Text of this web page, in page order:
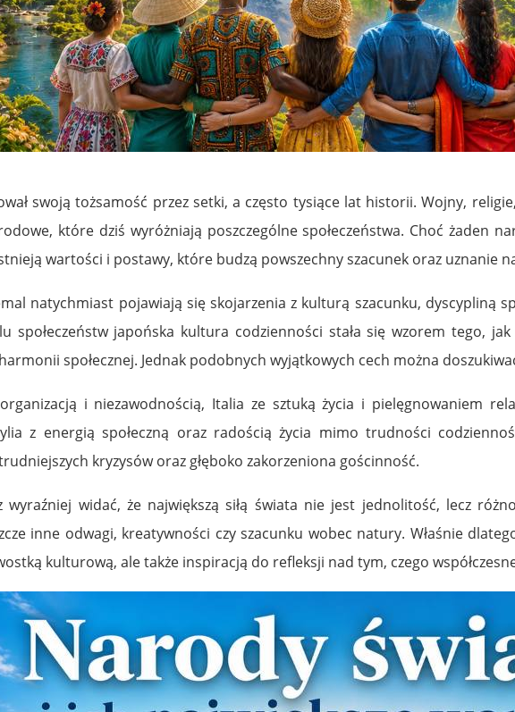
swoją tożsamość przez setki, a często tysiące lat historii. Wojny,
które dziś wyróżniają poszczególne społeczeństwa. Choć żaden
wartości i postawy, które budzą powszechny szacunek oraz uznanie
natychmiast pojawiają się skojarzenia z kulturą szacunku, dyscypliną
społeczeństw japońska kultura codzienności stała się wzorem tego,
społecznej. Jednak podobnych wyjątkowych cech można
i niezawodnością, Italia ze sztuką życia i pielęgnowaniem
z energią społeczną oraz radością życia mimo trudności
kryzysów oraz głęboko zakorzeniona gościnność.
wyraźniej widać, że największą siłą świata nie jest jednolitość, lecz
inne odwagi, kreatywności czy szacunku wobec natury. Właśnie
kulturową, ale także inspiracją do refleksji nad tym, czego